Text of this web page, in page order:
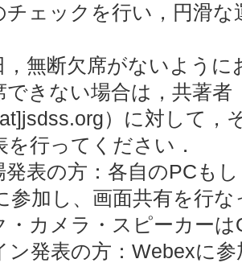
チェックを行い，円滑
無断欠席がないように
できない場合は，共著者
）に対して，
を行ってください．
表の方：各自のPCも
参加し、画面共有を行
・カメラ・スピーカー
発表の方：Webexに参